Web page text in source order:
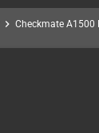
chevron_right Checkmate A1500